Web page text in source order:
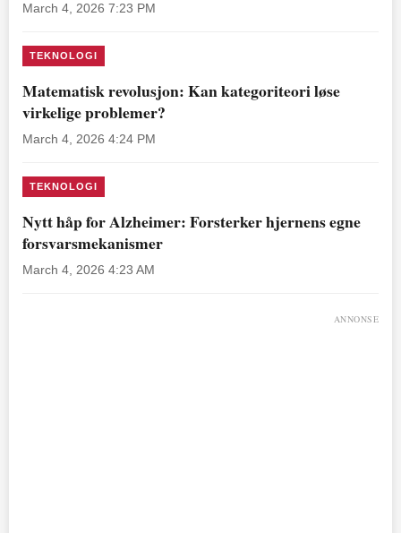
March 4, 2026 7:23 PM
TEKNOLOGI
Matematisk revolusjon: Kan kategoriteori løse
virkelige problemer?
March 4, 2026 4:24 PM
TEKNOLOGI
Nytt håp for Alzheimer: Forsterker hjernens egne
forsvarsmekanismer
March 4, 2026 4:23 AM
ANNONSE